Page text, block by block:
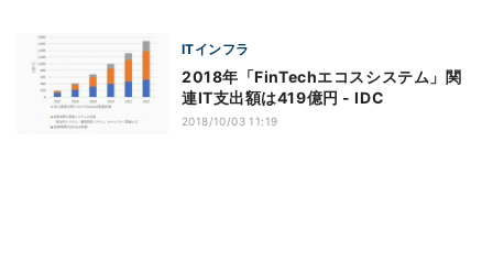
ITインフラ
2018年「FinTechエコスシステム」関
連IT支出額は419億円 - IDC
2018/10/03 11:19